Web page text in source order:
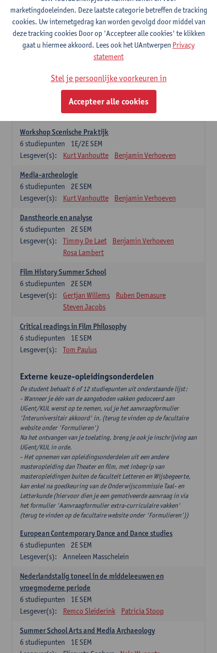
praktijkgeoriënteerde opleidingsonderdelen. Er kan maar 1 stage-
onderdeel opgenomen worden
Professionele Stage
1E/2E SEM
6studiepunten
Benjamin Verhoeven
Wetenschappelijke Stage
1E/2E SEM
studiepunten
Kurt Vanhoutte
Gertjan Willems
Benjamin Verhoeven
Workshop Scenische Praktijk
1E/2E SEM
6 studiepunten
Lesgever(s):
Kurt Vanhoutte Benjamin Verhoeven
Media-archeologie
2E SEM
6 studiepunten
Lesgever(s):
Kurt Vanhoutte Benjamin Verhoeven
Danstheorie en analyse
2E SEM
6 studiepunten
Lesgever(s):
Timmy De Laet
Benjamin Verhoeven
Rosa Lambert
Film History Summer School
2E SEM
6 studiepunten
Lesgever(s):
Gertjan Willems
Ruben Demasure
Steven Jacobs
Critical readings in Film Philosophy
1E SEM
6 studiepunten
Lesgever(s):
Tom Paulus
Externe keuze-opleidingsonderdelen
De student behaalt 6 of 12 studiepunten uit onderstaande lijst:
- Wanneer je één van de aangeboden vakken gedoceerd aan
UGent/KUL wenst op te nemen, vul je het aanvraagformulier
'Interuniversitair akkoord' in. (terug te vinden op de facultaire
website onder 'Formulieren')
Na het ontvangen van je toelating, breng je ook je inschrijving aan
UGent/KUL in orde.
- Het opnemen van opleidingsonderdelen uit een andere
masteropleiding dan Theater en film, met inbegrip van
masteropleidingen buiten de faculteit Letteren en Wijsbegeerte,
kan enkel na goedkeuring van de Onderwijscommissie Taal- en
Letterkunde (hiervoor dien je een gemotiveerde aanvraag in via
het formulier 'Aanvraagformulier extra-curriculaire vakken'
(terug te vinden op de facultaire website onder 'Formulieren'))
European Contemporary Dance and Dance studies
2E SEM
6 studiepunten
Lesgever(s):
Anneleen Masschelein
Nederlandstalig toneel in de middeleeuwen en
vroegmoderne periode
1E SEM
6 studiepunten
Lesgever(s):
Remco Sleiderink Patricia Stoop
Summer School Arts and Media Archaeology
1E SEM
6 studiepunten
marketingdoeleinden. Deze laatste categorie betreffen de tracking
cookies. Uw internetgedrag kan worden gevolgd door middel van
deze tracking cookies Door op 'Accepteer alle cookies' te klikken
gaat u hiermee akkoord. Lees ook het UAntwerpen Privacy
statement
Stel je persoonlijke voorkeuren in
Accepteer alle cookies